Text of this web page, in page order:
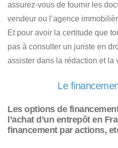
assurez-vous de fournir les
vendeur ou l’agence
Et pour avoir la certitude que
pas à consulter un juriste en
assister dans la rédaction et la
Le
Les options de
l’achat d’un entrepôt en
financement par actions,